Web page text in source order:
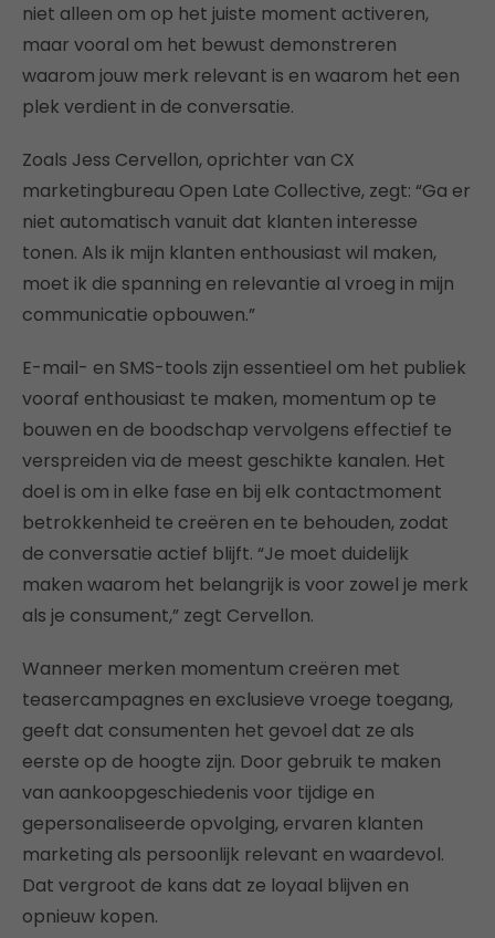
niet alleen om op het juiste moment activeren,
maar vooral om het bewust demonstreren
waarom jouw merk relevant is en waarom het een
plek verdient in de conversatie.
Zoals Jess Cervellon, oprichter van CX
marketingbureau Open Late Collective, zegt: “Ga er
niet automatisch vanuit dat klanten interesse
tonen. Als ik mijn klanten enthousiast wil maken,
moet ik die spanning en relevantie al vroeg in mijn
communicatie opbouwen.”
E-mail- en SMS-tools zijn essentieel om het publiek
vooraf enthousiast te maken, momentum op te
bouwen en de boodschap vervolgens effectief te
verspreiden via de meest geschikte kanalen. Het
doel is om in elke fase en bij elk contactmoment
betrokkenheid te creëren en te behouden, zodat
de conversatie actief blijft. “Je moet duidelijk
maken waarom het belangrijk is voor zowel je merk
als je consument,” zegt Cervellon.
Wanneer merken momentum creëren met
teasercampagnes en exclusieve vroege toegang,
geeft dat consumenten het gevoel dat ze als
eerste op de hoogte zijn. Door gebruik te maken
van aankoopgeschiedenis voor tijdige en
gepersonaliseerde opvolging, ervaren klanten
marketing als persoonlijk relevant en waardevol.
Dat vergroot de kans dat ze loyaal blijven en
opnieuw kopen.